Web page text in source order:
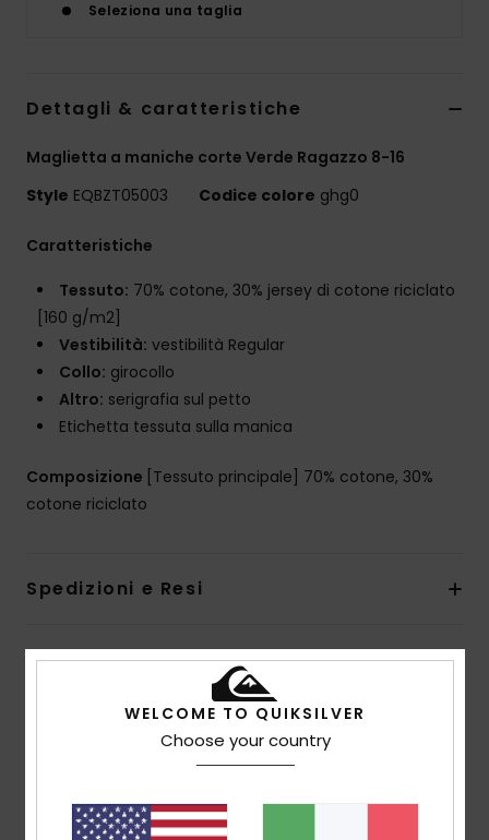
Seleziona una taglia
Dettagli & caratteristiche
Maglietta a maniche corte Verde Ragazzo 8-16
Style EQBZT05003 Codice colore ghg0
Caratteristiche
Tessuto: 70% cotone, 30% jersey di cotone riciclato
[160 g/m2]
Vestibilità: vestibilità Regular
Collo: girocollo
Altro: serigrafia sul petto
Etichetta tessuta sulla manica
Composizione [Tessuto principale] 70% cotone, 30%
cotone riciclato
Spedizioni e Resi
Recensioni dei clienti
Punteggio medio
5.0
WELCOME TO QUIKSILVER
Choose your country